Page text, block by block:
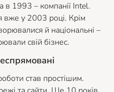
в 1993 – компанії Intel.
вже у 2003 році. Крім
й національні –
свій бізнес.
став простішим.